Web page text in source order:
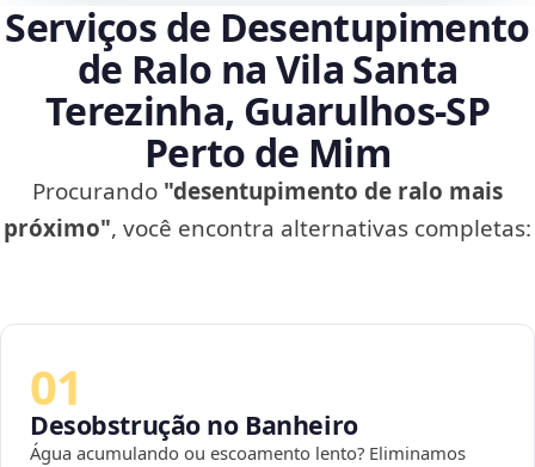
Serviços de Desentupimento
de Ralo na Vila Santa
Terezinha, Guarulhos‑SP
Perto de Mim
Procurando "desentupimento de ralo mais
próximo", você encontra alternativas completas:
01
Desobstrução no Banheiro
Água acumulando ou escoamento lento? Eliminamos